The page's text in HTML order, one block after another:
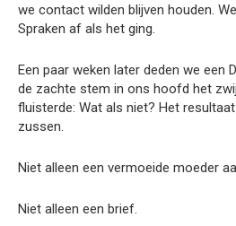
we contact wilden blijven houden.
Spraken af als het ging.
Een paar weken later deden we een
de zachte stem in ons hoofd het
fluisterde: Wat als niet? Het
zussen.
Niet alleen een vermoeide moeder
Niet alleen een brief.